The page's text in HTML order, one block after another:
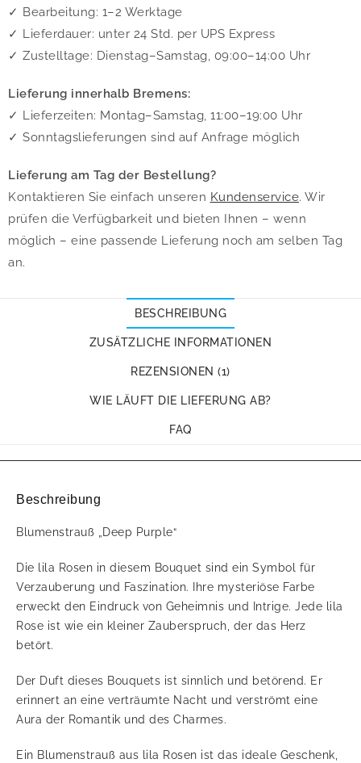
✓ Bearbeitung: 1–2 Werktage
✓ Lieferdauer: unter 24 Std. per UPS Express
✓ Zustelltage: Dienstag–Samstag, 09:00–14:00 Uhr
Lieferung innerhalb Bremens:
✓ Lieferzeiten: Montag–Samstag, 11:00–19:00 Uhr
✓ Sonntagslieferungen sind auf Anfrage möglich
Lieferung am Tag der Bestellung?
Kontaktieren Sie einfach unseren Kundenservice. Wir
prüfen die Verfügbarkeit und bieten Ihnen – wenn
möglich – eine passende Lieferung noch am selben Tag
an.
BESCHREIBUNG
ZUSÄTZLICHE INFORMATIONEN
REZENSIONEN (1)
WIE LÄUFT DIE LIEFERUNG AB?
FAQ
Beschreibung
Blumenstrauß „Deep Purple“
Die lila Rosen in diesem Bouquet sind ein Symbol für
Verzauberung und Faszination. Ihre mysteriöse Farbe
erweckt den Eindruck von Geheimnis und Intrige. Jede lila
Rose ist wie ein kleiner Zauberspruch, der das Herz
betört.
Der Duft dieses Bouquets ist sinnlich und betörend. Er
erinnert an eine verträumte Nacht und verströmt eine
Aura der Romantik und des Charmes.
Ein Blumenstrauß aus lila Rosen ist das ideale Geschenk,